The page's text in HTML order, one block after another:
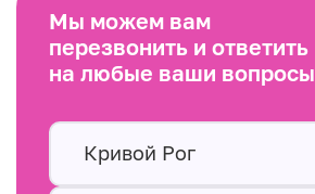
Мы можем вам
перезвонить и ответить
на любые ваши вопросы
Кривой Рог